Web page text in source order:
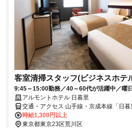
客室清掃スタッフ(ビジネスホテ
9:45～15:00勤務／40～60代が活躍中／曜
アルモントホテル 日暮里
交通・アクセス 山手線・京成本線「日
時給1,300円以上
東京都東京23区荒川区